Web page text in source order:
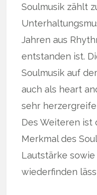
Soulmusik zählt
Jahren aus
entstanden ist.
Soulmusik auf
auch als heart
sehr
Des Weiteren ist
Merkmal des
Lautstärke
wiederfinden